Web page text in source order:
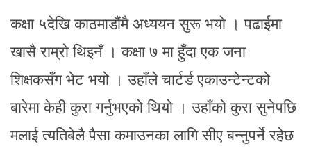
कक्षा ५देखि काठमाडौंमै अध्ययन सुरू भयो । पढाईमा
खासै राम्रो थिइनँ । कक्षा ७ मा हुँदा एक जना
शिक्षकसँग भेट भयो । उहाँले चार्टर्ड एकाउन्टेन्टको
बारेमा केही कुरा गर्नुभएको थियो । उहाँको कुरा सुनेपछि
मलाई त्यतिबेलै पैसा कमाउनका लागि सीए बन्नुपर्ने रहेछ